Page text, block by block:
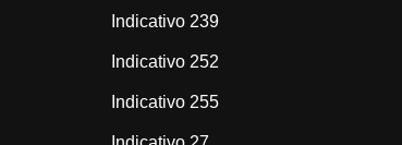
Indicativo 239
Indicativo 252
Indicativo 255